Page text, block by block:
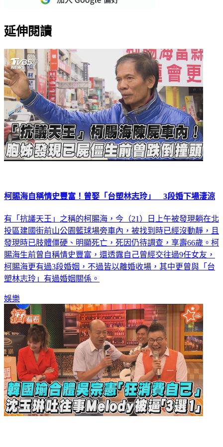
延伸閱讀
柯賜海自稱情史豐富！曾娶「台塑林志玲」 3段婚下場淒涼
有「抗議天王」之稱的柯賜海，今（21）日上午被發現躺在北
投區建國街前山公園籃球場旁車內，被找到時已經沒動靜，且
發現時已肢體僵硬、明顯死亡，死因仍待調查，享壽66歲。柯
賜海生前曾自稱情史豐富，還透露自己曾經交往過9任女友，
柯賜海更有過3段婚姻，不過皆以離婚收場，其中更曾與「台
塑林志玲」有過婚姻關係。
娛樂